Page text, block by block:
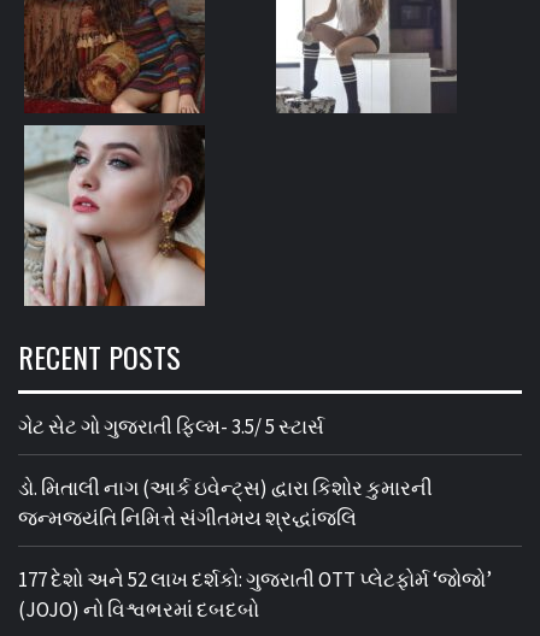
RECENT POSTS
ગેટ સેટ ગો ગુજરાતી ફિલ્મ- 3.5/ 5 સ્ટાર્સ
ડો. મિતાલી નાગ (આર્ક ઇવેન્ટ્સ) દ્વારા કિશોર કુમારની
જન્મજયંતિ નિમિત્તે સંગીતમય શ્રદ્ધાંજલિ
177 દેશો અને 52 લાખ દર્શકો: ગુજરાતી OTT પ્લેટફોર્મ ‘જોજો’
(JOJO) નો વિશ્વભરમાં દબદબો